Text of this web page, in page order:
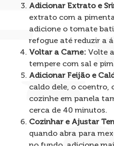
Adicionar Extrato e
extrato com a
adicione o tomate
refogue até reduzir a
Voltar a Carne: Volte
tempere com sal e
Adicionar Feijão e
caldo dele, o coentro,
cozinhe em panela
cerca de 40 minutos.
Cozinhar e Ajustar
quando abra para